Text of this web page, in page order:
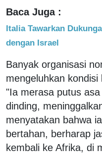
Baca Juga :
Italia Tawarkan
dengan Israel
Banyak organisasi
mengeluhkan
"Ia merasa putus
dinding,
menyatakan bahwa
bertahan, berharap
kembali ke Afrika, di